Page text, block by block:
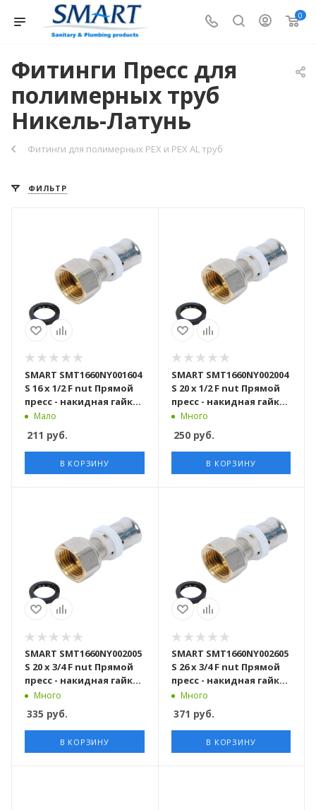
0
Фитинги Пресс для
полимерных труб
Никель-Латунь
Фитинги для полимерных PEX и PEX AL труб
ФИЛЬТР
SMART SMT1660NY001604
S 16 x 1/2 F nut Прямой
пресс - накидная гайка
150 штук в упаковке
Мало
211 руб.
В КОРЗИНУ
SMART SMT1660NY002004
S 20 x 1/2 F nut Прямой
пресс - накидная гайка
120 штук в упаковке
Много
250руб.
В КОРЗИНУ
SMART SMT1660NY002005
S 20 x 3/4 F nut Прямой
пресс - накидная гайка
50 штук в упаковке
Много
335 руб.
В КОРЗИНУ
SMART SMT1660NY002605
S 26 x 3/4 F nut Прямой
пресс - накидная гайка
100 штук в упаковке
Много
371 руб.
В КОРЗИНУ